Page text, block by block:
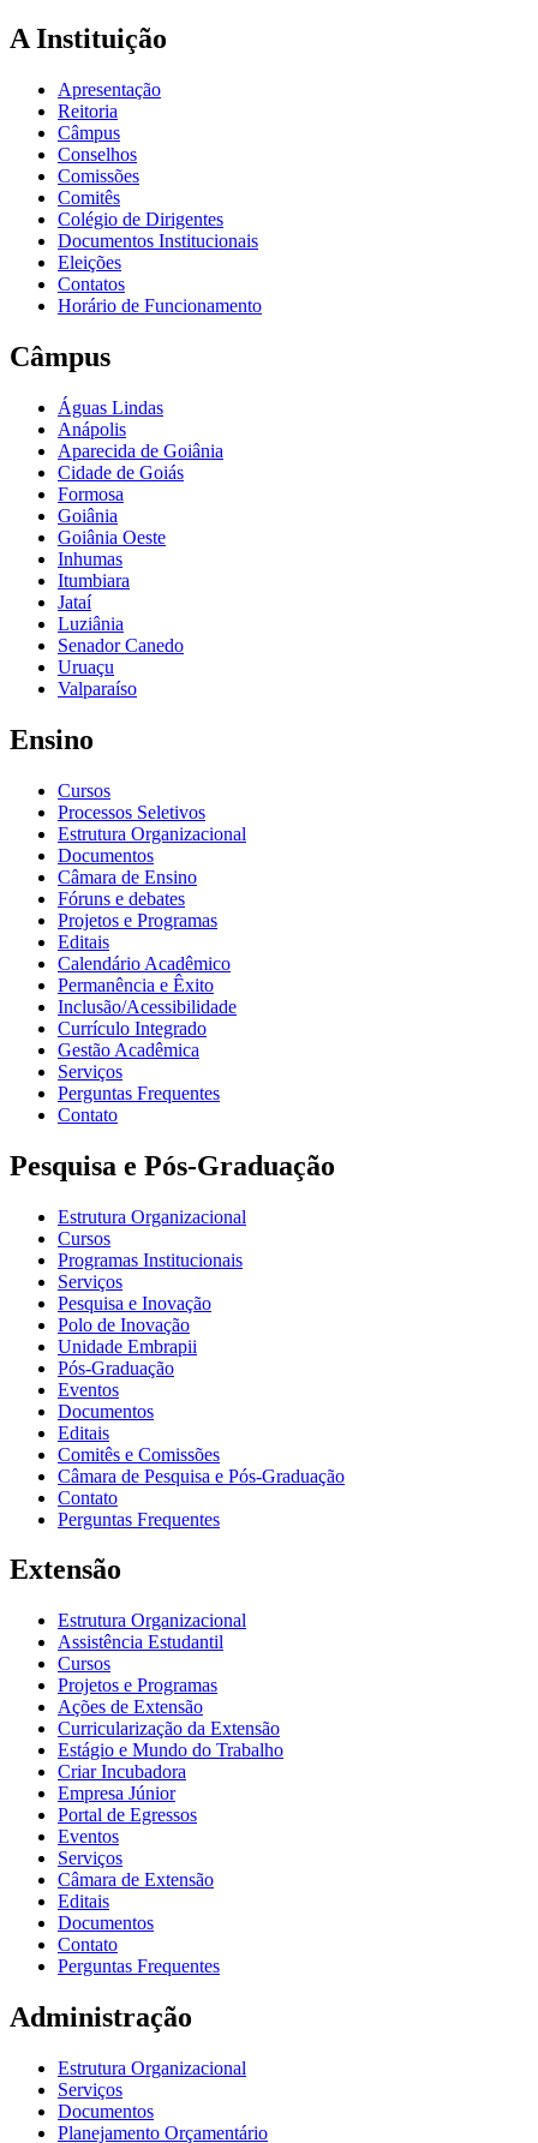
A Instituição
Apresentação
Reitoria
Câmpus
Conselhos
Comissões
Comitês
Colégio de Dirigentes
Documentos Institucionais
Eleições
Contatos
Horário de Funcionamento
Câmpus
Águas Lindas
Anápolis
Aparecida de Goiânia
Cidade de Goiás
Formosa
Goiânia
Goiânia Oeste
Inhumas
Itumbiara
Jataí
Luziânia
Senador Canedo
Uruaçu
Valparaíso
Ensino
Cursos
Processos Seletivos
Estrutura Organizacional
Documentos
Câmara de Ensino
Fóruns e debates
Projetos e Programas
Editais
Calendário Acadêmico
Permanência e Êxito
Inclusão/Acessibilidade
Currículo Integrado
Gestão Acadêmica
Serviços
Perguntas Frequentes
Contato
Pesquisa e Pós-Graduação
Estrutura Organizacional
Cursos
Programas Institucionais
Serviços
Pesquisa e Inovação
Polo de Inovação
Unidade Embrapii
Pós-Graduação
Eventos
Documentos
Editais
Comitês e Comissões
Câmara de Pesquisa e Pós-Graduação
Contato
Perguntas Frequentes
Extensão
Estrutura Organizacional
Assistência Estudantil
Cursos
Projetos e Programas
Ações de Extensão
Curricularização da Extensão
Estágio e Mundo do Trabalho
Criar Incubadora
Empresa Júnior
Portal de Egressos
Eventos
Serviços
Câmara de Extensão
Editais
Documentos
Contato
Perguntas Frequentes
Administração
Estrutura Organizacional
Serviços
Documentos
Planejamento Orçamentário